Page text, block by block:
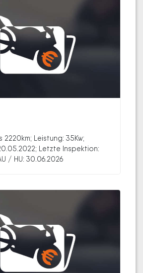
2220km; Leistung: 35Kw;
Letzte Inspektion:
/ HU: 30.06.2026